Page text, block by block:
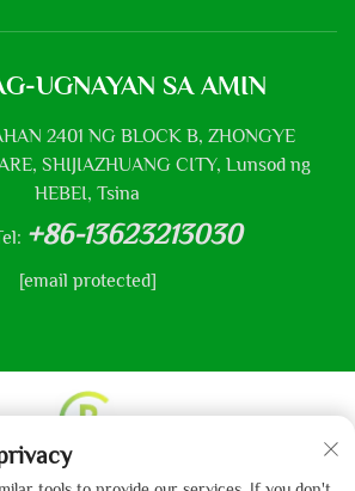
UGNAYAN SA AMIN
2401 NG BLOCK B, ZHONGYE
SHIJIAZHUANG CITY, Lunsod ng
HEBEI, Tsina
+86-13623213030
[email protected]